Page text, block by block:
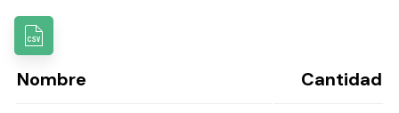
Nombre
Cantidad